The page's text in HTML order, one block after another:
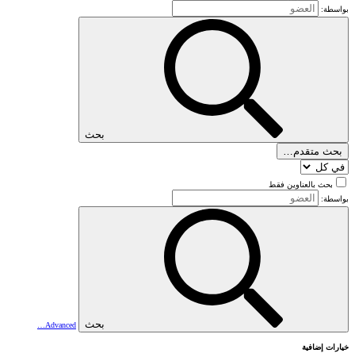
بواسطة:
بحث
بحث متقدم…
بحث بالعناوين فقط
بواسطة:
بحث Advanced…
خيارات إضافية